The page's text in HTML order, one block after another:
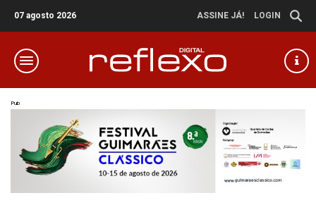
07 agosto 2026 ASSINE JÁ! LOGIN
Pub